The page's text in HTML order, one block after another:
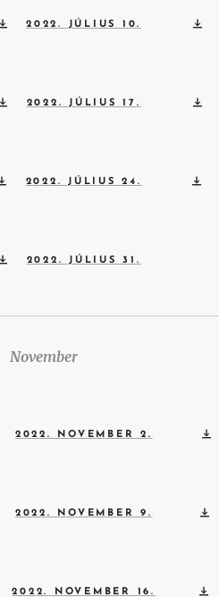
2022. JÚLIUS 10.
2022. JÚLIUS 17.
2022. JÚLIUS 24.
2022. JÚLIUS 31.
November
2022. NOVEMBER 2.
2022. NOVEMBER 9.
2022. NOVEMBER 16.